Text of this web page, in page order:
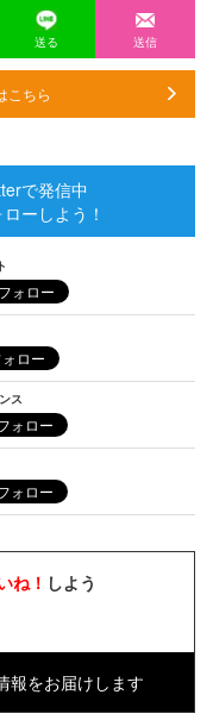
送る 送信
こちら
で発信中
ーしよう！
ス
ね！ しよう
報をお届けします